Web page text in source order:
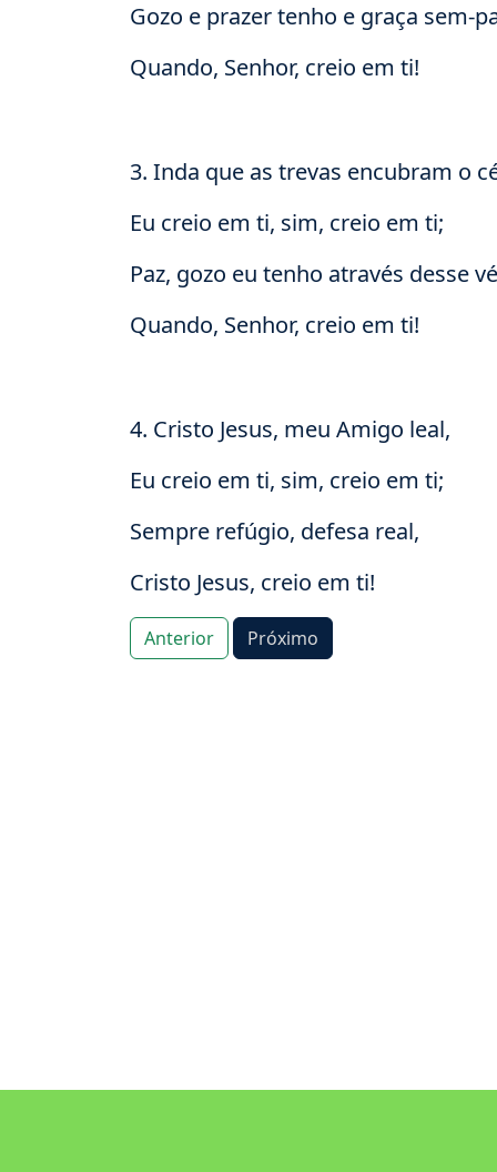
Gozo e prazer tenho e graça sem-
Quando, Senhor, creio em ti!
3. Inda que as trevas encubram o
Eu creio em ti, sim, creio em ti;
Paz, gozo eu tenho através desse
Quando, Senhor, creio em ti!
4. Cristo Jesus, meu Amigo leal,
Eu creio em ti, sim, creio em ti;
Sempre refúgio, defesa real,
Cristo Jesus, creio em ti!
Anterior Próximo